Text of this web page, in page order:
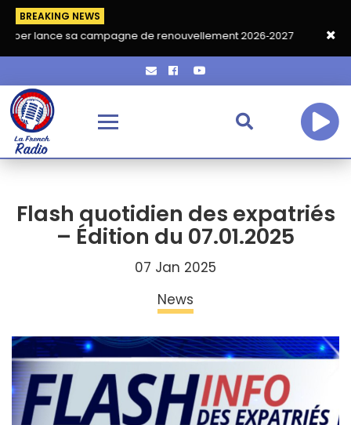
BREAKING NEWS
campagne de renouvellement 2026‑2027 Grand café de
Flash quotidien des expatriés
– Édition du 07.01.2025
07 Jan 2025
News